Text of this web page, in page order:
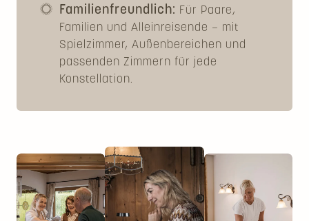
Familienfreundlich: Für Paare,
Familien und Alleinreisende – mit
Spielzimmer, Außenbereichen und
passenden Zimmern für jede
Konstellation.